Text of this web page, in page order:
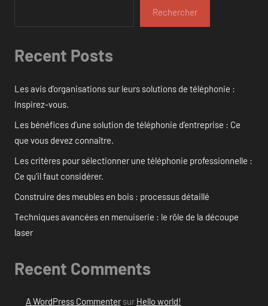
Rechercher
Recent Posts
Les avis d’organisations sur leurs solutions de téléphonie :
Inspirez-vous.
Les bénéfices d’une solution de téléphonie d’entreprise : Ce
que vous devez connaître.
Les critères pour sélectionner une téléphonie professionnelle :
Ce qu’il faut considérer.
Construire des meubles en bois : processus détaillé
Techniques avancées en menuiserie : le rôle de la découpe
laser
Recent Comments
A WordPress Commentersur Hello world!